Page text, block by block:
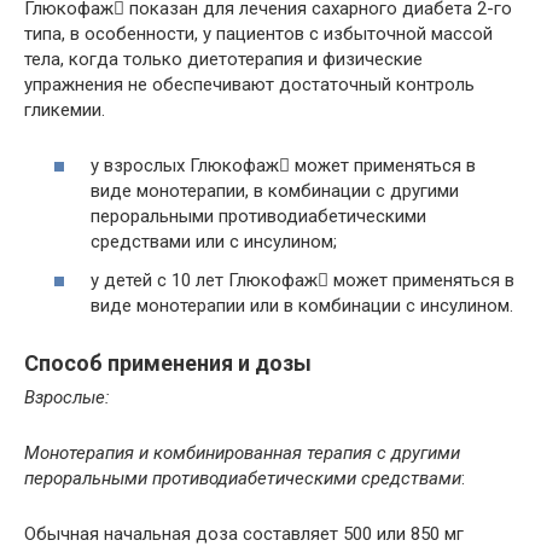
Глюкофаж показан для лечения сахарного диабета 2-го
типа, в особенности, у пациентов с избыточной массой
тела, когда только диетотерапия и физические
упражнения не обеспечивают достаточный контроль
гликемии.
у взрослых Глюкофаж может применяться в
виде монотерапии, в комбинации с другими
пероральными противодиабетическими
средствами или с инсулином;
у детей с 10 лет Глюкофаж может применяться в
виде монотерапии или в комбинации с инсулином.
Способ применения и дозы
Взрослые:
Монотерапия и комбинированная терапия с другими
пероральными противодиабетическими средствами:
Обычная начальная доза составляет 500 или 850 мг